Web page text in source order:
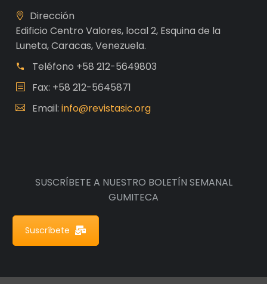
Dirección
Edificio Centro Valores, local 2, Esquina de la
Luneta, Caracas, Venezuela.
Teléfono +58 212-5649803
Fax: +58 212-5645871
Email: info@revistasic.org
SUSCRÍBETE A NUESTRO BOLETÍN SEMANAL
GUMITECA
Suscríbete